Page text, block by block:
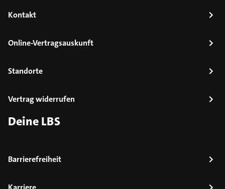
Kontakt
Online-Vertragsauskunft
Standorte
Vertrag widerrufen
Deine LBS
Barrierefreiheit